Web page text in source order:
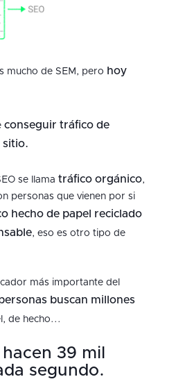
mucho de SEM, pero hoy
conseguir tráfico de
sitio.
se llama tráfico orgánico,
personas que vienen por si
hecho de papel reciclado
, eso es otro tipo de
más importante del
buscan millones
de hecho...
39 mil
segundo.